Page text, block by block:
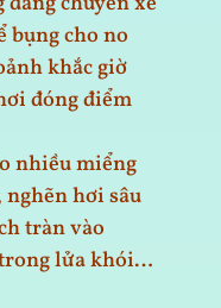
bụng cho no
khắc giờ
đóng điểm
nhiều miểng
hơi sâu
tràn vào
lửa khói…